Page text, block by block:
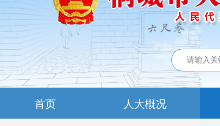
首页 人大概况